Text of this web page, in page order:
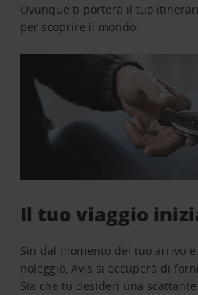
Ovunque ti porterà il tuo
per scoprire il mondo.
Il tuo viaggio
Sin dal momento del tuo arrivo
noleggio, Avis si occuperà di
Sia che tu desideri una